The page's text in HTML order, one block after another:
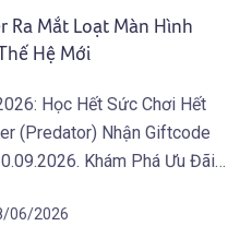
Ra Mắt Loạt Màn Hình
Hệ Mới
Học Hết Sức Chơi Hết
(Predator) Nhận Giftcode
Khám Phá Ưu Đãi
dòng Predator và Acer
06/2026